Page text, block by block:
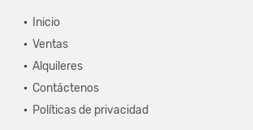
Inicio
Ventas
Alquileres
Contáctenos
Políticas de privacidad